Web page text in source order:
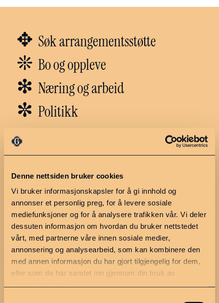
Denne nettsiden bruker cookies
Vi bruker informasjonskapsler for å gi innhold og
annonser et personlig preg, for å levere sosiale
mediefunksjoner og for å analysere trafikken vår. Vi deler
dessuten informasjon om hvordan du bruker nettstedet
vårt, med partnerne våre innen sosiale medier,
annonsering og analysearbeid, som kan kombinere den
med annen informasjon du har gjort tilgjengelig for dem,
eller som de har samlet inn gjennom din bruk av
✥ Søk arrangementsstøtte
❊ Bo og oppleve
❇︎ Næring og arbeid
✼ Politikk
Utforsk regionen
Finn en næringsutvikler
Møter og
saksdokumenter
Søknadskriterier
Dette er MGIPR
Om oss